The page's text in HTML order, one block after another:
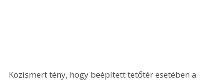
Közismert tény, hogy beépített tetőtér esetében a